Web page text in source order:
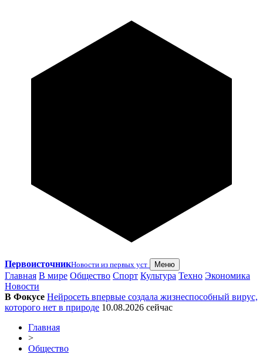
ПервоисточникНовости из первых уст Меню
Главная В мире Общество Спорт Культура Техно Экономика
Новости
В Фокусе Нейросеть впервые создала жизнеспособный вирус,
которого нет в природе 10.08.2026 сейчас
Главная
>
Общество